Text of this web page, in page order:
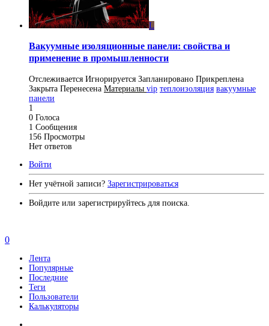
L
Вакуумные изоляционные панели: свойства и
применение в промышленности
Отслеживается Игнорируется Запланировано Прикреплена
Закрыта Перенесена Материалы vip теплоизоляция вакуумные
панели
1
0 Голоса
1 Сообщения
156 Просмотры
Нет ответов
Войти
Нет учётной записи? Зарегистрироваться
Войдите или зарегистрируйтесь для поиска.
0
Лента
Популярные
Последние
Теги
Пользователи
Калькуляторы